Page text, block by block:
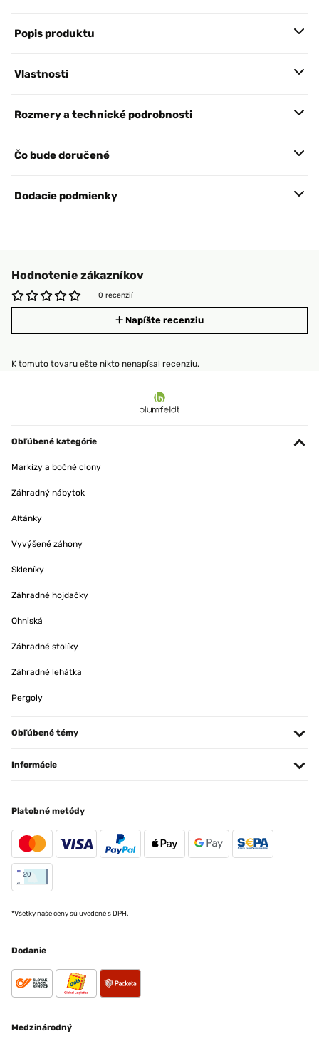
Popis produktu
Vlastnosti
Rozmery a technické podrobnosti
Čo bude doručené
Dodacie podmienky
Hodnotenie zákazníkov
0 recenzií
Napíšte recenziu
K tomuto tovaru ešte nikto nenapísal recenziu.
Obľúbené kategórie
Markízy a bočné clony
Záhradný nábytok
Altánky
Vyvýšené záhony
Skleníky
Záhradné hojdačky
Ohniská
Záhradné stolíky
Záhradné lehátka
Pergoly
Obľúbené témy
Informácie
Platobné metódy
*Všetky naše ceny sú uvedené s DPH.
Dodanie
Medzinárodný